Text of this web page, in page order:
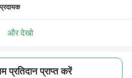
और देखो
प्रतिदान प्राप्त करें